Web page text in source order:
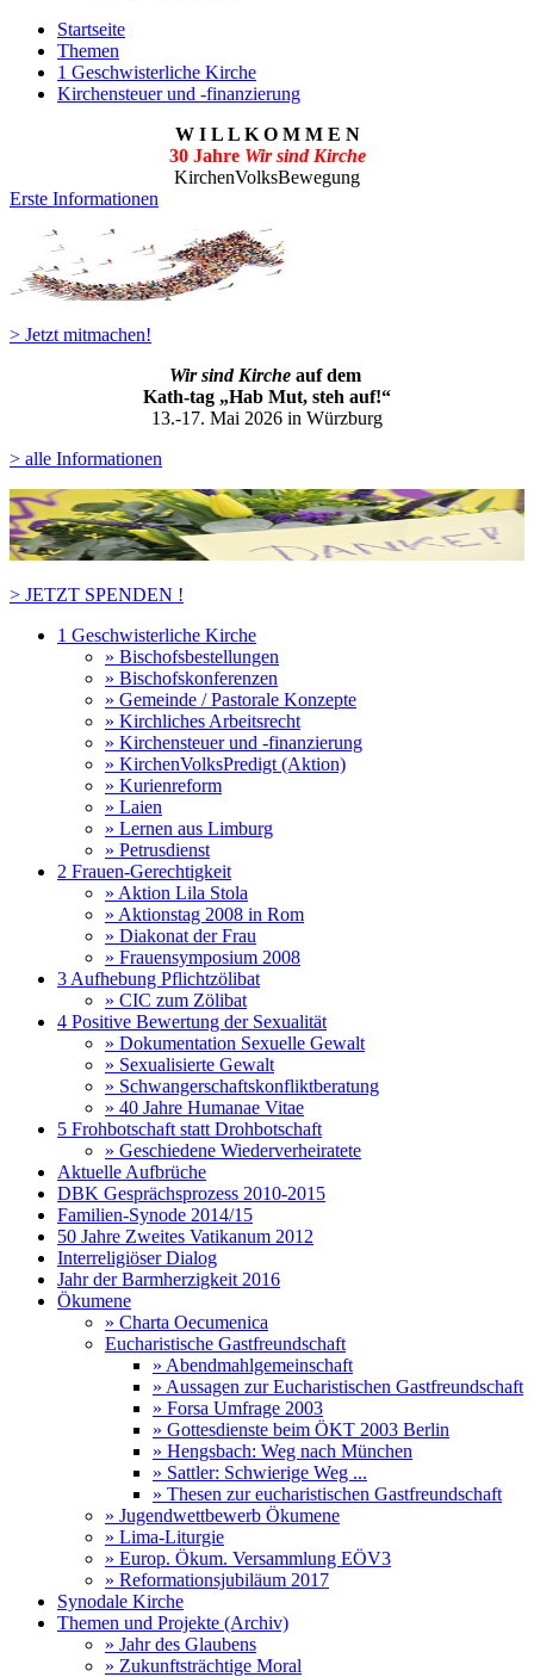
Startseite
Themen
1 Geschwisterliche Kirche
Kirchensteuer und -finanzierung
W I L L K O M M E N
30 Jahre Wir sind Kirche
KirchenVolksBewegung
Erste Informationen
> Jetzt mitmachen!
Wir sind Kirche auf dem
Kath-tag „Hab Mut, steh auf!“
13.-17. Mai 2026 in Würzburg
> alle Informationen
> JETZT SPENDEN !
1 Geschwisterliche Kirche
» Bischofsbestellungen
» Bischofskonferenzen
» Gemeinde / Pastorale Konzepte
» Kirchliches Arbeitsrecht
» Kirchensteuer und -finanzierung
» KirchenVolksPredigt (Aktion)
» Kurienreform
» Laien
» Lernen aus Limburg
» Petrusdienst
2 Frauen-Gerechtigkeit
» Aktion Lila Stola
» Aktionstag 2008 in Rom
» Diakonat der Frau
» Frauensymposium 2008
3 Aufhebung Pflichtzölibat
» CIC zum Zölibat
4 Positive Bewertung der Sexualität
» Dokumentation Sexuelle Gewalt
» Sexualisierte Gewalt
» Schwangerschaftskonfliktberatung
» 40 Jahre Humanae Vitae
5 Frohbotschaft statt Drohbotschaft
» Geschiedene Wiederverheiratete
Aktuelle Aufbrüche
DBK Gesprächsprozess 2010-2015
Familien-Synode 2014/15
50 Jahre Zweites Vatikanum 2012
Interreligiöser Dialog
Jahr der Barmherzigkeit 2016
Ökumene
» Charta Oecumenica
Eucharistische Gastfreundschaft
» Abendmahlgemeinschaft
» Aussagen zur Eucharistischen Gastfreundschaft
» Forsa Umfrage 2003
» Gottesdienste beim ÖKT 2003 Berlin
» Hengsbach: Weg nach München
» Sattler: Schwierige Weg ...
» Thesen zur eucharistischen Gastfreundschaft
» Jugendwettbewerb Ökumene
» Lima-Liturgie
» Europ. Ökum. Versammlung EÖV3
» Reformationsjubiläum 2017
Synodale Kirche
Themen und Projekte (Archiv)
» Jahr des Glaubens
» Zukunftsträchtige Moral